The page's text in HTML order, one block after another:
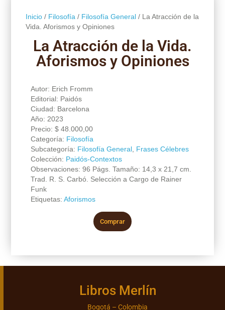
Inicio/ Filosofía / Filosofía General/ La Atracción de la
Vida. Aforismos y Opiniones
La Atracción de la Vida.
Aforismos y Opiniones
Autor: Erich Fromm
Editorial: Paidós
Ciudad: Barcelona
Año: 2023
Precio: $48.000,00
Categoría: Filosofía
Subcategoría: Filosofía General, Frases Célebres
Colección: Paidós-Contextos
Observaciones: 96 Págs. Tamaño: 14,3 x 21,7 cm.
Trad. R. S. Carbó. Selección a Cargo de Rainer
Funk
Etiquetas: Aforismos
Comprar
Libros Merlín
Bogotá – Colombia